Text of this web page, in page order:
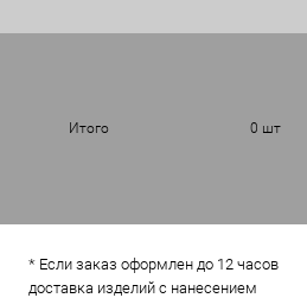
Итого 0 шт
* Если заказ оформлен до 12 часов
доставка изделий с нанесением